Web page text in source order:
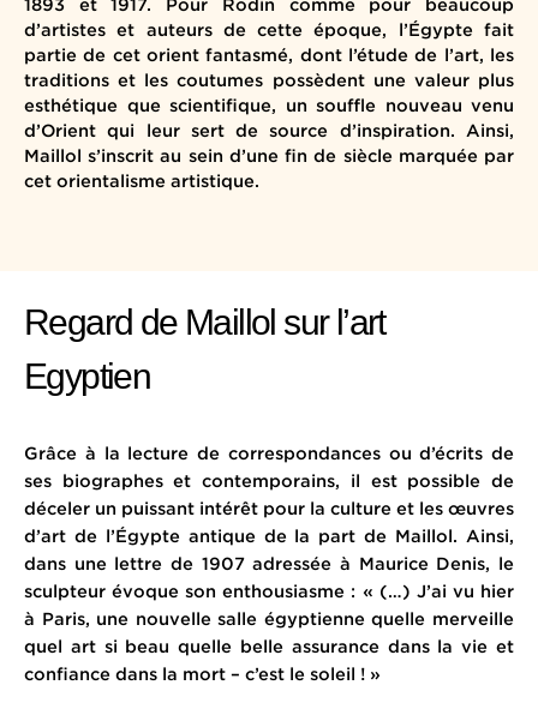
1893 et 1917. Pour Rodin comme pour beaucoup
d’artistes et auteurs de cette époque, l’Égypte fait
partie de cet orient fantasmé, dont l’étude de l’art, les
traditions et les coutumes possèdent une valeur plus
esthétique que scientifique, un souffle nouveau venu
d’Orient qui leur sert de source d’inspiration. Ainsi,
Maillol s’inscrit au sein d’une fin de siècle marquée par
cet orientalisme artistique.
Regard de Maillol sur l’art
Egyptien
Grâce à la lecture de correspondances ou d’écrits de
ses biographes et contemporains, il est possible de
déceler un puissant intérêt pour la culture et les œuvres
d’art de l’Égypte antique de la part de Maillol. Ainsi,
dans une lettre de 1907 adressée à Maurice Denis, le
sculpteur évoque son enthousiasme : « (…) J’ai vu hier
à Paris, une nouvelle salle égyptienne quelle merveille
quel art si beau quelle belle assurance dans la vie et
confiance dans la mort – c’est le soleil ! »